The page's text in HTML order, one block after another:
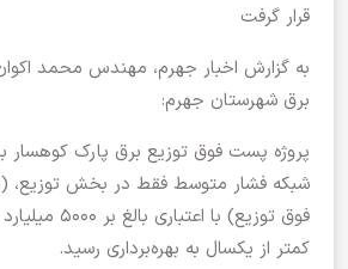
قرار گرفت
به گزارش اخبار جهرم، مهندس محمد
برق شهرستان جهرم:
شبکه فشار متوسط فقط در بخش توزیع،
فوق توزیع) با
کمتر از یکسال به بهره‌برداری رسید.